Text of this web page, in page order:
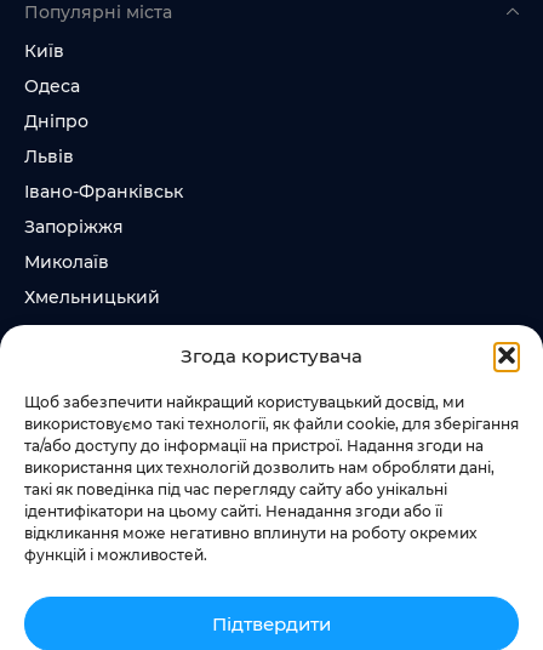
Згода користувача
Щоб забезпечити найкращий користувацький досвід, ми
використовуємо такі технології, як файли cookie, для зберігання
та/або доступу до інформації на пристрої. Надання згоди на
використання цих технологій дозволить нам обробляти дані,
такі як поведінка під час перегляду сайту або унікальні
ідентифікатори на цьому сайті. Ненадання згоди або її
відкликання може негативно вплинути на роботу окремих
функцій і можливостей.
Підтвердити
Популярні міста
Київ
Одеса
Дніпро
Львів
Івано-Франківськ
Запоріжжя
Миколаїв
Хмельницький
Суми
Слідкувати за нами
+38 073 185 81 11
+38 067 457 86 44